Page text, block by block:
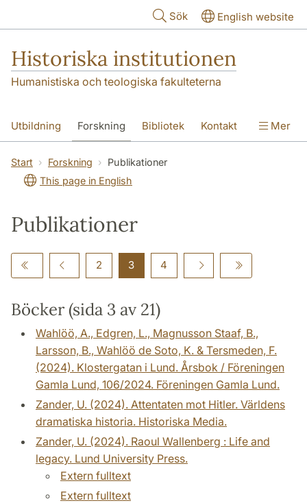
Sök English website
Historiska institutionen
Humanistiska och teologiska fakulteterna
Utbildning Forskning Bibliotek Kontakt
Om institutionen
Mer
Start Forskning
Publikationer
This page in English
Publikationer
2 3 4
Böcker (sida 3 av 21)
Wahlöö, A., Edgren, L., Magnusson Staaf, B.,
Larsson, B., Wahlöö de Soto, K. & Tersmeden, F.
(2024). Klostergatan i Lund. Årsbok / Föreningen
Gamla Lund, 106/2024. Föreningen Gamla Lund.
Zander, U. (2024). Attentaten mot Hitler. Världens
dramatiska historia. Historiska Media.
Zander, U. (2024). Raoul Wallenberg : Life and
legacy. Lund University Press.
Extern fulltext
Extern fulltext